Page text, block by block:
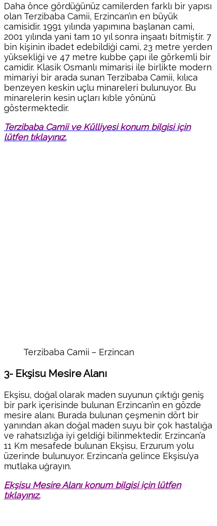
Daha önce gördüğünüz camilerden farklı bir yapısı
olan Terzibaba Camii, Erzincan’ın en büyük
camisidir. 1991 yılında yapımına başlanan cami,
2001 yılında yani tam 10 yıl sonra inşaatı bitmiştir. 7
bin kişinin ibadet edebildiği cami, 23 metre yerden
yüksekliği ve 47 metre kubbe çapı ile görkemli bir
camidir. Klasik Osmanlı mimarisi ile birlikte modern
mimariyi bir arada sunan Terzibaba Camii, kılıca
benzeyen keskin uçlu minareleri bulunuyor. Bu
minarelerin kesin uçları kıble yönünü
göstermektedir.
Terzibaba Camii ve Külliyesi konum bilgisi için
lütfen tıklayınız.
Terzibaba Camii – Erzincan
3- Ekşisu Mesire Alanı
Ekşisu, doğal olarak maden suyunun çıktığı geniş
bir park içerisinde bulunan Erzincan’ın en gözde
mesire alanı. Burada bulunan çeşmenin dört bir
yanından akan doğal maden suyu bir çok hastalığa
ve rahatsızlığa iyi geldiği bilinmektedir. Erzincan’a
11 Km mesafede bulunan Ekşisu, Erzurum yolu
üzerinde bulunuyor. Erzincan’a gelince Ekşisu’ya
mutlaka uğrayın.
Ekşisu Mesire Alanı konum bilgisi için lütfen
tıklayınız.